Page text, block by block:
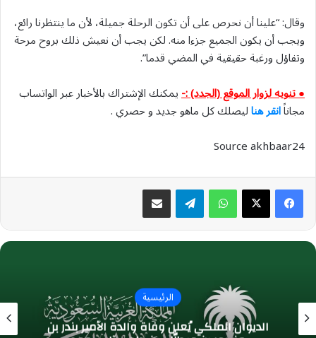
وقال: “علينا أن نحرص على أن تكون الرحلة جميلة، لأن ما ‌ينتظرنا رائع،
ويجب أن يكون الجميع جزءا منه. لكن يجب أن نعيش ذلك بروح مرحة
وتفاؤل ورغبة حقيقية في المضي قدما”.
● تنويه لزوار الموقع (الجدد) :-يمكنك الإشتراك بالأخبار عبر الواتساب
مجاناًانقر هناليصلك كل ماهو جديد و حصري .
Source akhbaar24
واتسابتيلقرام مشاركة عبر البريد
الرئيسية
الديوان الملكي يُعلن وفاة والدة الأمير بندر بن